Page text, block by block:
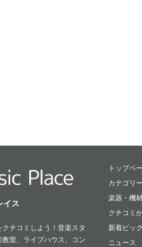
ミュージックプレ
イス
チコミしよう！音楽スタ
室、ライブハウス、コン
トップペ
カテゴリ
楽器・機
クチコミ
新着ピッ
ニュース